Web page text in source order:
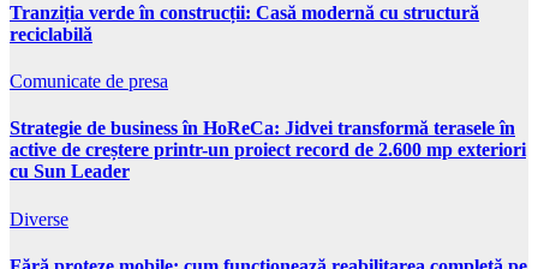
Tranziția verde în construcții: Casă modernă cu structură
reciclabilă
Comunicate de presa
Strategie de business în HoReCa: Jidvei transformă terasele în
active de creștere printr-un proiect record de 2.600 mp exteriori
cu Sun Leader
Diverse